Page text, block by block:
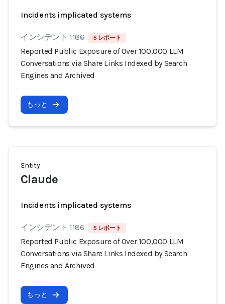
Incidents implicated systems
インシデント 1186 5 レポート
Reported Public Exposure of Over 100,000 LLM
Conversations via Share Links Indexed by Search
Engines and Archived
もっと
Entity
Claude
Incidents implicated systems
インシデント 1186 5 レポート
Reported Public Exposure of Over 100,000 LLM
Conversations via Share Links Indexed by Search
Engines and Archived
もっと